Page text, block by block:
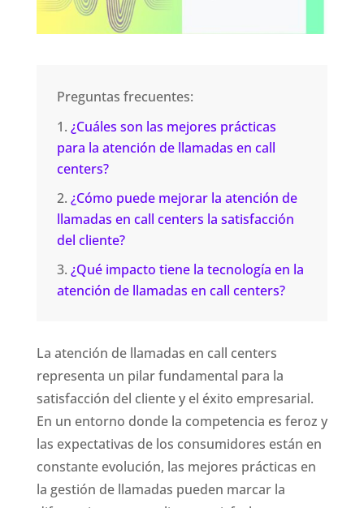
Preguntas frecuentes:
¿Cuáles son las mejores prácticas
para la atención de llamadas en call
centers?
¿Cómo puede mejorar la atención de
llamadas en call centers la satisfacción
del cliente?
¿Qué impacto tiene la tecnología en la
atención de llamadas en call centers?
La atención de llamadas en call centers
representa un pilar fundamental para la
satisfacción del cliente y el éxito empresarial.
En un entorno donde la competencia es feroz y
las expectativas de los consumidores están en
constante evolución, las mejores prácticas en
la gestión de llamadas pueden marcar la